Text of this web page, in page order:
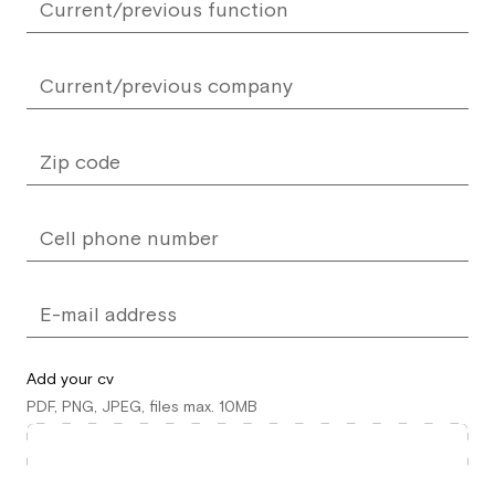
Add your cv
PDF, PNG, JPEG, files max. 10MB